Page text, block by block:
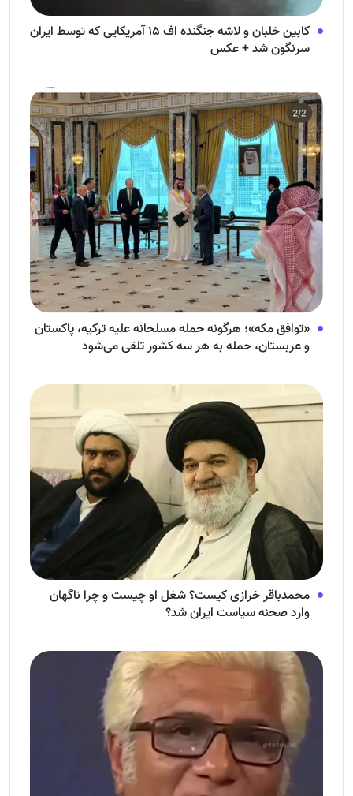
کابین خلبان و لاشه جنگنده اف ۱۵ آمریکایی که توسط ایران
سرنگون شد + عکس
«توافق مکه»؛ هرگونه حمله مسلحانه علیه ترکیه، پاکستان
و عربستان، حمله به هر سه کشور تلقی می‌شود
محمدباقر خرازی کیست؟ شغل او چیست و چرا ناگهان
وارد صحنه سیاست ایران شد؟